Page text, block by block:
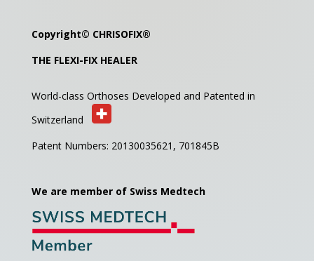
Copyright© CHRISOFIX®
THE FLEXI-FIX HEALER
World-class Orthoses Developed and Patented in
Switzerland
Patent Numbers: 20130035621, 701845B
We are member of Swiss Medtech